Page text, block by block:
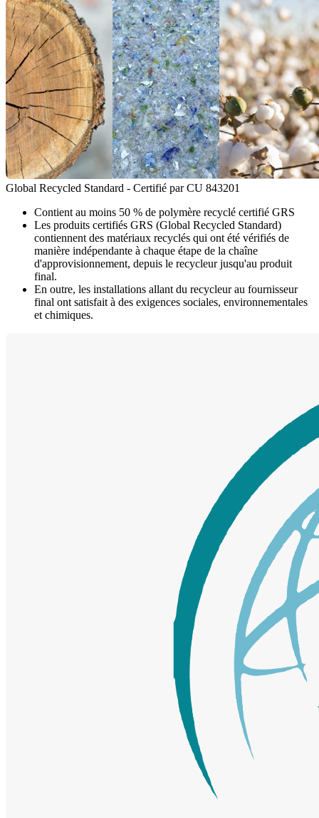
Global Recycled Standard - Certifié par CU 843201
Contient au moins 50 % de polymère recyclé certifié GRS
Les produits certifiés GRS (Global Recycled Standard)
contiennent des matériaux recyclés qui ont été vérifiés de
manière indépendante à chaque étape de la chaîne
d'approvisionnement, depuis le recycleur jusqu'au produit
final.
En outre, les installations allant du recycleur au fournisseur
final ont satisfait à des exigences sociales, environnementales
et chimiques.